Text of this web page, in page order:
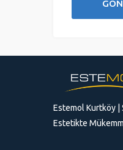
Estemol Kurtköy |
Estetikte